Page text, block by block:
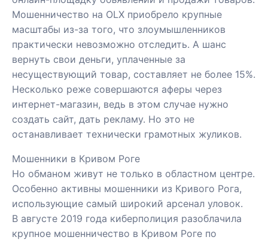
Мошенничество на OLX приобрело крупные
масштабы из-за того, что злоумышленников
практически невозможно отследить. А шанс
вернуть свои деньги, уплаченные за
несуществующий товар, составляет не более 15%.
Несколько реже совершаются аферы через
интернет-магазин, ведь в этом случае нужно
создать сайт, дать рекламу. Но это не
останавливает технически грамотных жуликов.
Мошенники в Кривом Роге
Но обманом живут не только в областном центре.
Особенно активны мошенники из Кривого Рога,
использующие самый широкий арсенал уловок.
В августе 2019 года киберполиция разоблачила
крупное мошенничество в Кривом Роге по